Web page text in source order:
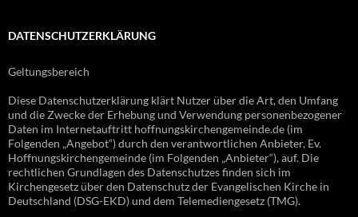
DATENSCHUTZERKLÄRUNG
Geltungsbereich
Diese Datenschutzerklärung klärt Nutzer über die Art, den Umfang
und die Zwecke der Erhebung und Verwendung personenbezogener
Daten im Internetauftritt hoffnungskirchengemeinde.de (im
Folgenden „Angebot“) durch den verantwortlichen Anbieter, Ev.
Hoffnungskirchengemeinde (im Folgenden „Anbieter“), auf. Die
rechtlichen Grundlagen des Datenschutzes finden sich im
Kirchengesetz über den Datenschutz der Evangelischen Kirche in
Deutschland (DSG-EKD) und dem Telemediengesetz (TMG).